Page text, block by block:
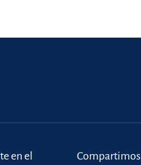
en el
Compartimos